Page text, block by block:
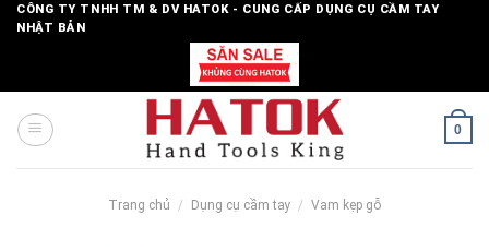
SkipCÔNG TY TNHH TM & DV HATOK - CUNG CẤP DỤNG CỤ CẦM TAY
NHẬT BẢN
0
Trang chủ / Dụng cụ cầm tay / Vam kẹp gỗ